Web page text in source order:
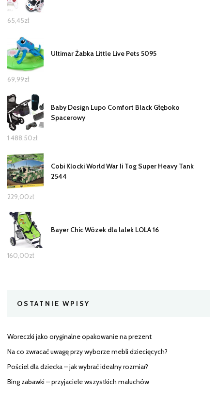
65,45zł
Ultimar Żabka Little Live Pets 5095
69,99zł
Baby Design Lupo Comfort Black Głęboko
Spacerowy
1 488,50zł
Cobi Klocki World War Ii Tog Super Heavy Tank
2544
229,00zł
Bayer Chic Wózek dla lalek LOLA 16
160,00zł
OSTATNIE WPISY
Woreczki jako oryginalne opakowanie na prezent
Na co zwracać uwagę przy wyborze mebli dziecięcych?
Pościel dla dziecka – jak wybrać idealny rozmiar?
Bing zabawki – przyjaciele wszystkich maluchów